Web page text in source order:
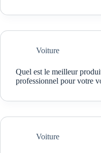
Voiture
Quel est le meilleur
professionnel pour votre
Voiture